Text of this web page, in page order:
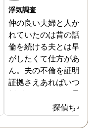
浮気調査
仲の良い夫婦と人から言
れていたのは昔の話で、
倫を続ける夫とは早く離
がしたくて仕方がありま
ん。夫の不倫を証明でき
証拠さえあればいつでも
婚ができるのにと愚痴を
ぼしていると、姉が探偵
不倫の証拠集めを依頼し
くれました。探偵事務所
探偵ちゃん